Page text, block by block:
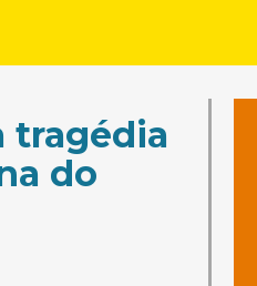
tragédia
do